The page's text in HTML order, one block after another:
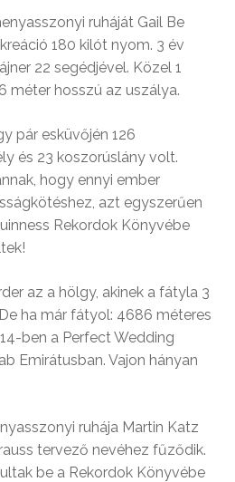
ruháját Gail Be
180 kilót nyom. 3 év
22 segédjével. Közel 1
méter hosszú az uszálya.
pár esküvőjén 126
és 23 koszorúslány volt.
hogy ennyi ember
azt egyszerűen
Rekordok Könyvébe
az a hölgy, akinek a fátyla 3
ha már fátyol: 4686 méteres
ben a Perfect Wedding
Emirátusban. Vajon hányan
ruhája Martin Katz
tervező nevéhez fűződik.
be a Rekordok Könyvébe